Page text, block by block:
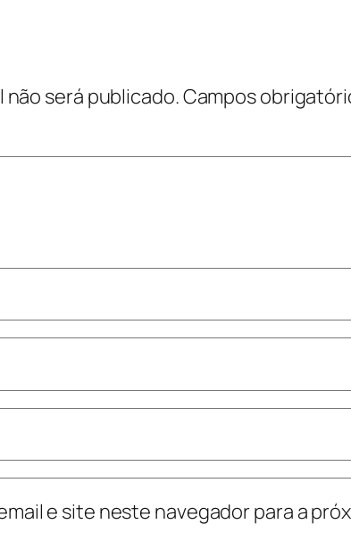
não será publicado.Campos
e site neste navegador para a